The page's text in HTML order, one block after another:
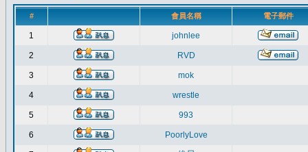
# 會員名稱 電子郵件
1 johnlee
2 RVD
3 mok
4 wrestle
5 993
6 PoorlyLove